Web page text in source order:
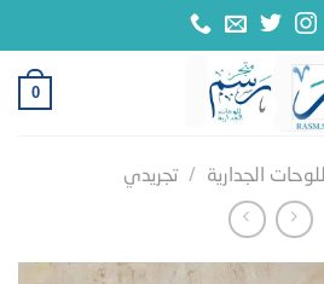
0
اللوحات الجدارية / تجريدي